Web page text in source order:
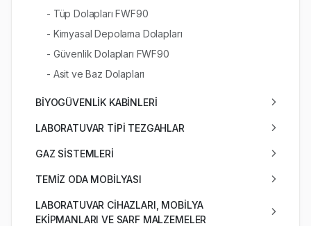
- Tüp Dolapları FWF90
- Kimyasal Depolama Dolapları
- Güvenlik Dolapları FWF90
- Asit ve Baz Dolapları
BİYOGÜVENLİK KABİNLERİ
LABORATUVAR TİPİ TEZGAHLAR
GAZ SİSTEMLERİ
TEMİZ ODA MOBİLYASI
LABORATUVAR CİHAZLARI, MOBİLYA
EKİPMANLARI VE SARF MALZEMELER